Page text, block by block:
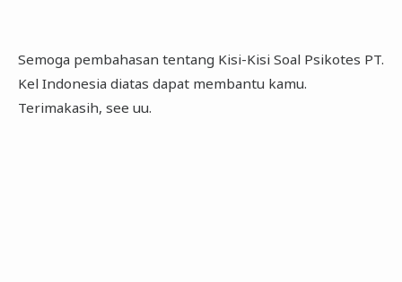
Semoga pembahasan tentang Kisi-Kisi Soal Psikotes PT.
Kel Indonesia diatas dapat membantu kamu.
Terimakasih, see uu.